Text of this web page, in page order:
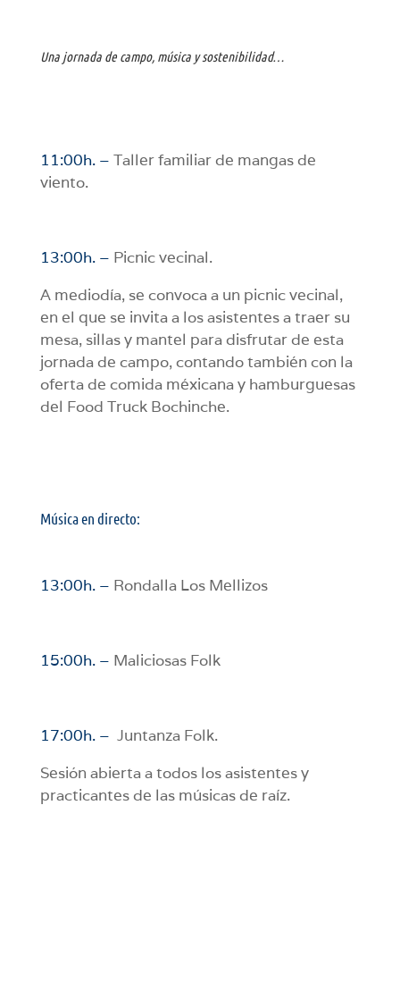
Una jornada de campo, música y sostenibilidad…
11:00h. – Taller familiar de mangas de
viento.
13:00h. – Picnic vecinal.
A mediodía, se convoca a un picnic vecinal,
en el que se invita a los asistentes a traer su
mesa, sillas y mantel para disfrutar de esta
jornada de campo, contando también con la
oferta de comida méxicana y hamburguesas
del Food Truck Bochinche.
Música en directo:
13:00h. – Rondalla Los Mellizos
15:00h. – Maliciosas Folk
17:00h. – Juntanza Folk.
Sesión abierta a todos los asistentes y
practicantes de las músicas de raíz.